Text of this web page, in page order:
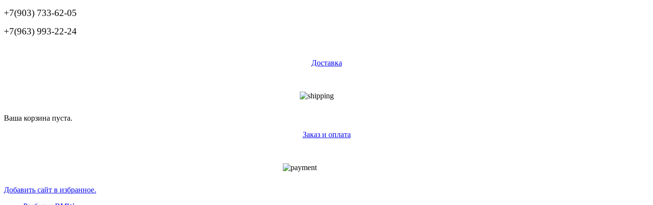
+7(903) 733-62-05
+7(963) 993-22-24
Доставка
Ваша корзина пуста.
Заказ и оплата
Добавить сайт в избранное.